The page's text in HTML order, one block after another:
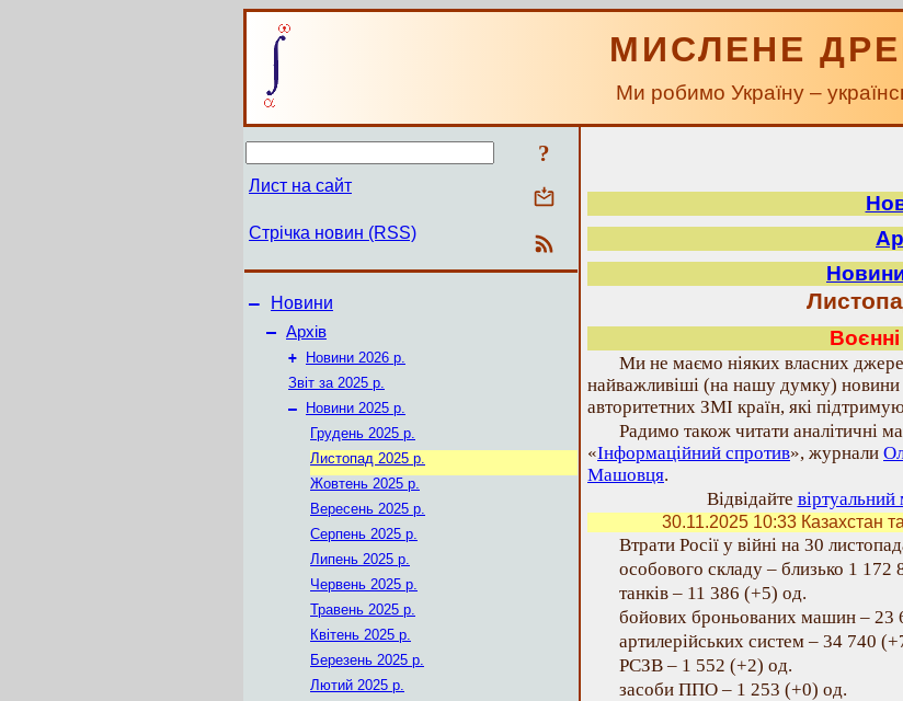
МИСЛЕНЕ
Ми робимо Україну –
?
Лист на сайт
Стрічка новин (RSS)
–
Новини
– Архів
+
Новини 2026 р.
Звіт за 2025 р.
–
Новини 2025 р.
Грудень 2025 р.
Листопад 2025 р.
Жовтень 2025 р.
Вересень 2025 р.
Серпень 2025 р.
Липень 2025 р.
Червень 2025 р.
Травень 2025 р.
Квітень 2025 р.
Березень 2025 р.
Лютий 2025 р.
Ми не маємо ніяких власних
найважливіші (на нашу думку) новини
авторитетних ЗМІ країн, які
Радимо також читати аналітичні
«Інформаційний спротив», журнали
Машовця.
Відвідайте віртуальний
30.11.2025 10:33 Казахстан
Втрати Росії у війні на 30
особового складу – близько 1 172
танків – 11 386 (+5) од.
бойових броньованих машин – 23
артилерійських систем – 34 740
РСЗВ – 1 552 (+2) од.
засоби ППО – 1 253 (+0) од.